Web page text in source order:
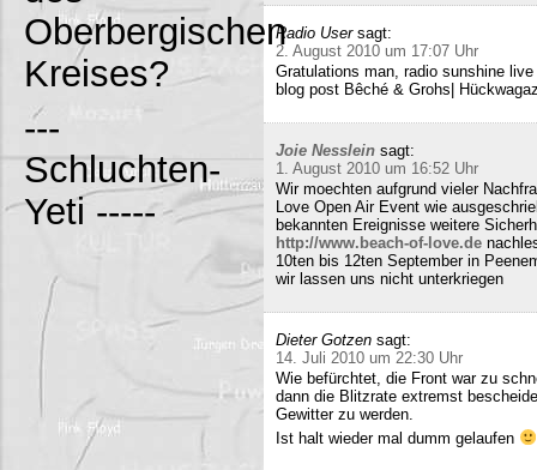
Oberbergischen
Kreises?
---
Schluchten-
Yeti -----
Radio User sagt:
2. August 2010 um 17:07 Uhr
Gratulations man, radio sunshine
blog post Bêché & Grohs|
Joie Nesslein sagt:
1. August 2010 um 16:52 Uhr
Wir moechten aufgrund vieler
Love Open Air Event wie
bekannten Ereignisse weitere
http://www.beach-of-love.de
10ten bis 12ten September in
wir lassen uns nicht unterkriegen
Dieter Gotzen sagt:
14. Juli 2010 um 22:30 Uhr
Wie befürchtet, die Front war zu
dann die Blitzrate extremst
Gewitter zu werden.
Ist halt wieder mal dumm gelaufen